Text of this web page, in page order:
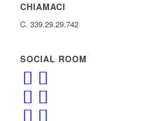
CHIAMACI
C. 339.29.29.742
SOCIAL ROOM